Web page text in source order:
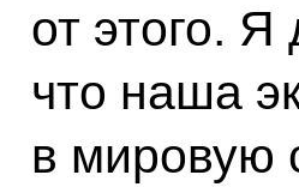
от этого.
что наша
в мировую